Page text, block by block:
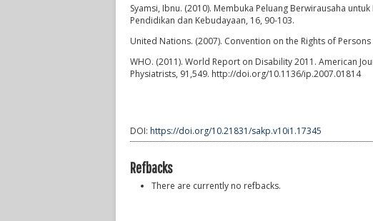
Syamsi, Ibnu. (2010). Membuka Peluang Berwirausaha
Pendidikan dan Kebudayaan, 16, 90-103.
United Nations. (2007). Convention on the Rights of
WHO. (2011). World Report on Disability 2011. American
Physiatrists, 91,549. http://doi.org/10.1136/ip.2007.01814
DOI: https://doi.org/10.21831/sakp.v10i1.17345
Refbacks
There are currently no refbacks.